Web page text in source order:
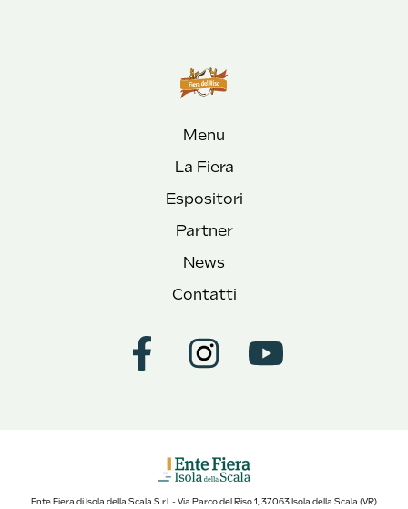
Menu
La Fiera
Espositori
Partner
News
Contatti
Ente Fiera di Isola della Scala S.r.l. - Via Parco del Riso 1, 37063 Isola della Scala (VR)